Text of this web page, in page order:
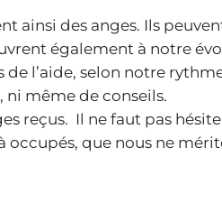
ainsi des anges. Ils
également à notre
l’aide, selon notre
ni même de conseils.
reçus. Il ne faut pas
que nous ne